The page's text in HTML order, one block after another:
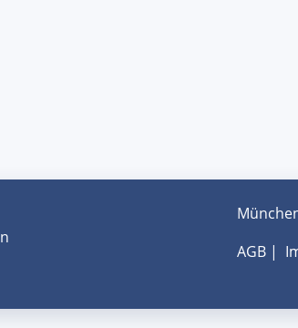
AGB|